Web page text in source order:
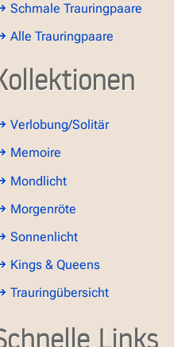
Schmale Trauringpaare
Alle Trauringpaare
Verlobung/Solitär
Memoire
Mondlicht
Morgenröte
Sonnenlicht
Kings & Queens
Trauringübersicht
Links